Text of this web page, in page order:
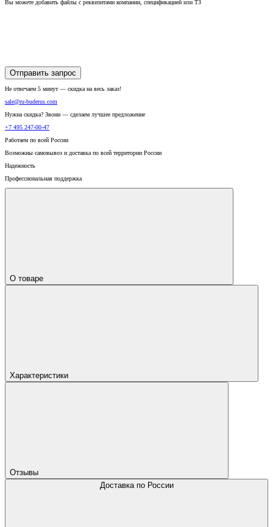
Вы можете добавить файлы с реквизитами компании, спецификацией или ТЗ
Отправить запрос
Не отвечаем 5 минут — скидка на весь заказ!
sale@ru-buderus.com
Нужна скидка? Звони — сделаем лучшее предложение
+7 495 247-00-47
Работаем по всей России
Возможны самовывоз и доставка по всей территории России
Надежность
Профессиональная поддержка
О товаре
Характеристики
Отзывы
Доставка по России